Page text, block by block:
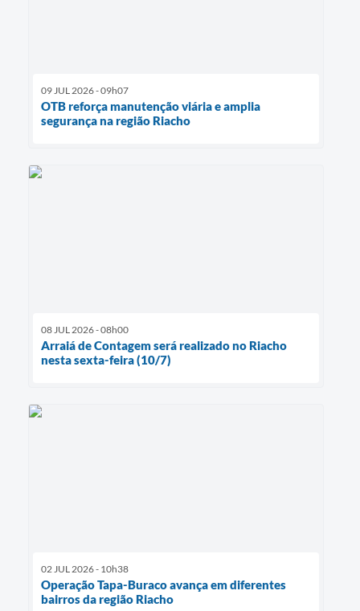
09 JUL 2026 - 09h07
OTB reforça manutenção viária e amplia
segurança na região Riacho
08 JUL 2026 - 08h00
Arraiá de Contagem será realizado no Riacho
nesta sexta-feira (10/7)
02 JUL 2026 - 10h38
Operação Tapa-Buraco avança em diferentes
bairros da região Riacho